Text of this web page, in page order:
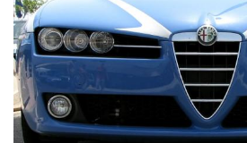
Lavoro
Società
Economia
Sport